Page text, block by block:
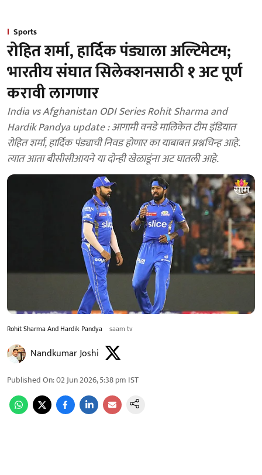
Sports
रोहित शर्मा, हार्दिक पंड्याला अल्टिमेटम;
भारतीय संघात सिलेक्शनसाठी १ अट पूर्ण
करावी लागणार
India vs Afghanistan ODI Series Rohit Sharma and
Hardik Pandya update : आगामी वनडे मालिकेत टीम इंडियात
रोहित शर्मा, हार्दिक पंड्याची निवड होणार का याबाबत प्रश्नचिन्ह आहे.
त्यात आता बीसीसीआयने या दोन्ही खेळाडूंना अट घातली आहे.
Rohit Sharma And Hardik Pandya saam tv
Nandkumar Joshi
Published On:02 Jun 2026, 5:38 pm IST